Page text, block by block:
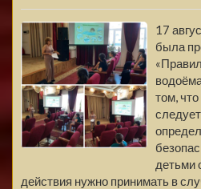
17
была
том,
детьми
действия нужно принимать в